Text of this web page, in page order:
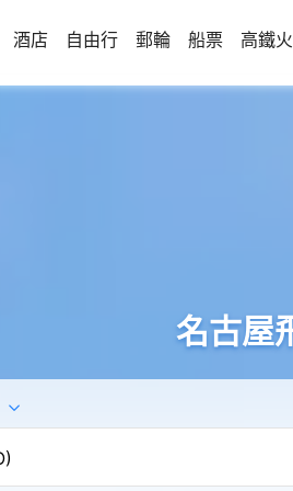
酒店 自由行 郵輪 船票 高鐵
名古屋